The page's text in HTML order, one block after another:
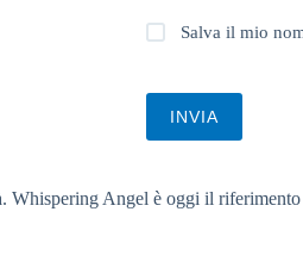
Salva il mio
INVIA
Whispering Angel è oggi il